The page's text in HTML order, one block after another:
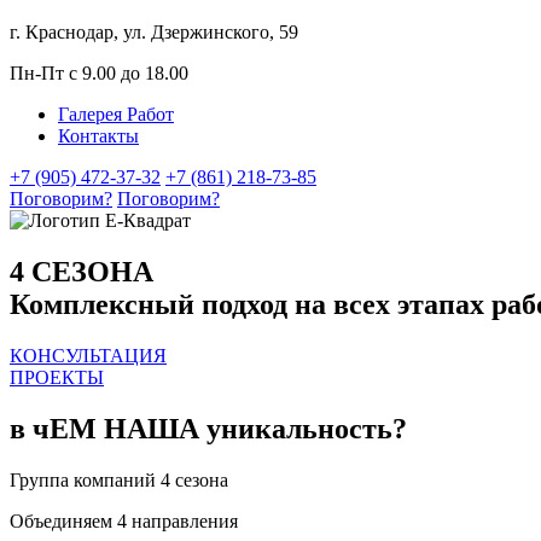
г. Краснодар, ул. Дзержинского, 59
Пн-Пт с 9.00 до 18.00
Галерея Работ
Контакты
+7 (905) 472-37-32 +7 (861) 218-73-85
Поговорим? Поговорим?
4 СЕЗОНА
Комплексный подход на всех этапах
КОНСУЛЬТАЦИЯ
ПРОЕКТЫ
в чЕМ НАША уникальность?
Группа компаний 4 сезона
Объединяем 4 направления